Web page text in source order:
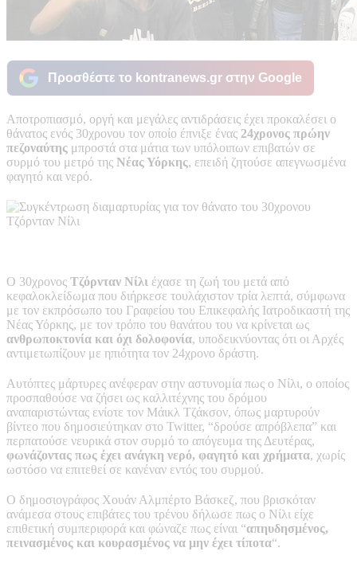
Προσθέστε το kontranews.gr στην Google
Αποτροπιασμό, οργή και μεγάλες αντιδράσεις έχει προκαλέσει ο
θάνατος ενός 30χρονου τον οποίο έπνιξε ένας 24χρονος πρώην
πεζοναύτης μπροστά στα μάτια των υπόλοιπων επιβατών σε
συρμό του μετρό της Νέας Υόρκης, επειδή ζητούσε απεγνωσμένα
φαγητό και νερό.
Ο 30χρονος Τζόρνταν Νίλι έχασε τη ζωή του μετά από
κεφαλοκλείδωμα που διήρκεσε τουλάχιστον τρία λεπτά, σύμφωνα
με τον εκπρόσωπο του Γραφείου του Επικεφαλής Ιατροδικαστή της
Νέας Υόρκης, με τον τρόπο του θανάτου του να κρίνεται ως
ανθρωποκτονία και όχι δολοφονία, υποδεικνύοντας ότι οι Αρχές
αντιμετωπίζουν με ηπιότητα τον 24χρονο δράστη.
Αυτόπτες μάρτυρες ανέφεραν στην αστυνομία πως ο Νίλι, ο οποίος
προσπαθούσε να ζήσει ως καλλιτέχνης του δρόμου
αναπαριστώντας ενίοτε τον Μάικλ Τζάκσον, όπως μαρτυρούν
βίντεο που δημοσιεύτηκαν στο Twitter, “δρούσε απρόβλεπα” και
περπατούσε νευρικά στον συρμό το απόγευμα της Δευτέρας,
φωνάζοντας πως έχει ανάγκη νερό, φαγητό και χρήματα, χωρίς
ωστόσο να επιτεθεί σε κανέναν εντός του συρμού.
Ο δημοσιογράφος Χουάν Αλμπέρτο Βάσκεζ, που βρισκόταν
ανάμεσα στους επιβάτες του τρένου δήλωσε πως ο Νίλι είχε
επιθετική συμπεριφορά και φώναζε πως είναι “απηυδησμένος,
πεινασμένος και κουρασμένος να μην έχει τίποτα“.